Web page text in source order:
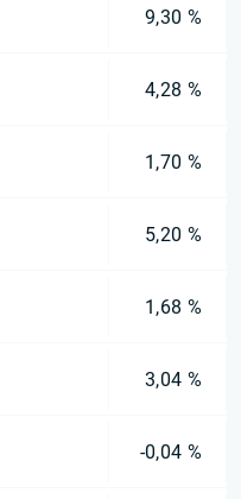
9,30 %
4,28 %
1,70 %
5,20 %
1,68 %
3,04 %
-0,04 %